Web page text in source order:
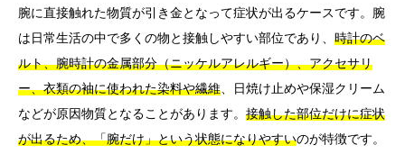
腕に直接触れた物質が引き金となって症状が出るケースです。腕
は日常生活の中で多くの物と接触しやすい部位であり、 時計のベ
ルト、腕時計の金属部分（ニッケルアレルギー）、アクセサリ
ー、衣類の袖に使われた染料や繊維 、日焼け止めや保湿クリーム
などが原因物質となることがあります。 接触した部位だけに症状
が出るため、「腕だけ」という状態になりやすいのが特徴です。